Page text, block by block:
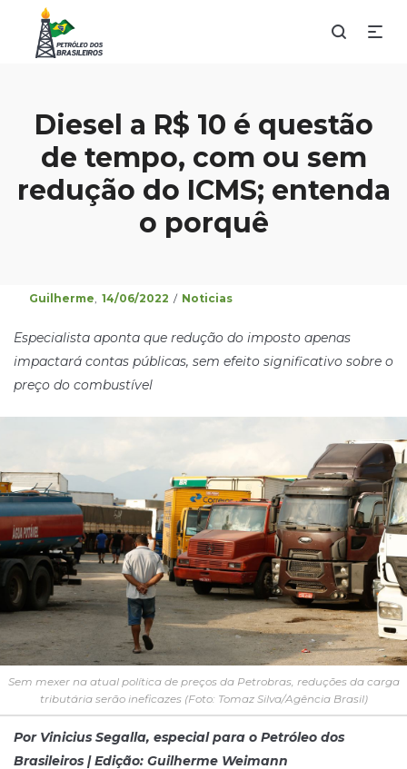
Diesel a R$ 10 é questão
de tempo, com ou sem
redução do ICMS; entenda
o porquê
Guilherme Posted
14/06/2022
Posted
Noticias
Especialista aponta que redução do imposto apenas
impactará contas públicas, sem efeito significativo sobre o
preço do combustível
Sem mexer na atual política de preços da Petrobras, reduções da carga
tributária serão ineficazes (Foto: Tomaz Silva/Agência Brasil)
Por Vinicius Segalla, especial para o Petróleo dos
Brasileiros | Edição: Guilherme Weimann